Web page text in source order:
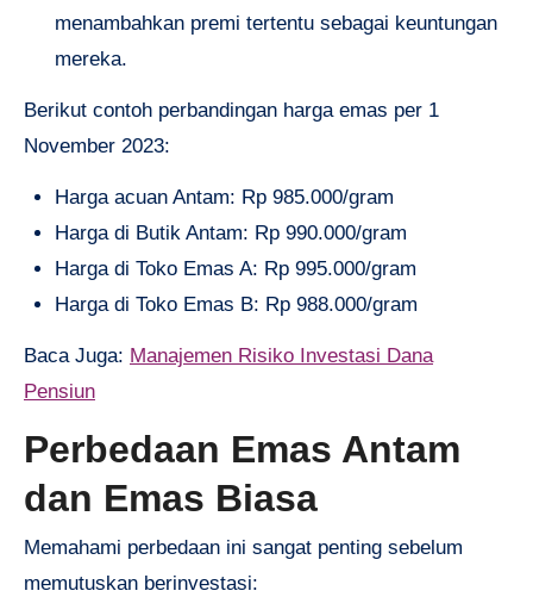
menambahkan premi tertentu sebagai keuntungan
mereka.
Berikut contoh perbandingan harga emas per 1
November 2023:
Harga acuan Antam: Rp 985.000/gram
Harga di Butik Antam: Rp 990.000/gram
Harga di Toko Emas A: Rp 995.000/gram
Harga di Toko Emas B: Rp 988.000/gram
Baca Juga: Manajemen Risiko Investasi Dana
Pensiun
Perbedaan Emas Antam
dan Emas Biasa
Memahami perbedaan ini sangat penting sebelum
memutuskan berinvestasi: